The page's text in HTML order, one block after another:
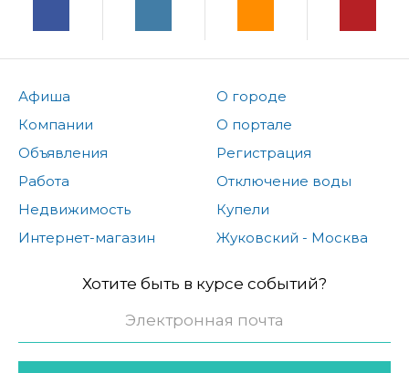
Афиша
Компании
Объявления
Работа
Недвижимость
Интернет-магазин
О городе
О портале
Регистрация
Отключение воды
Купели
Жуковский - Москва
Хотите быть в курсе событий?